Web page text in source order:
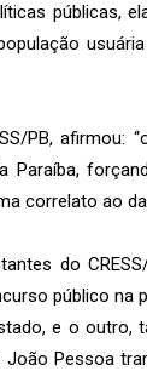
públicas,
PB, afirmou:
Paraíba,
correlato ao
do
público na
e o outro,
Pessoa